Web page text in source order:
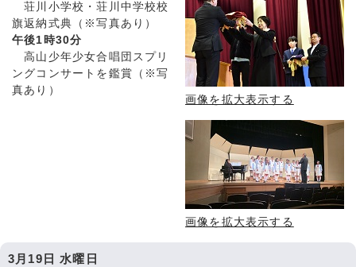
画像を拡大表示する
画像を拡大表示する
荘川小学校・荘川中学校校
旗返納式典（※写真あり）
午後1時30分
高山少年少女合唱団スプリ
ングコンサートを鑑賞（※写
真あり）
3月19日 水曜日